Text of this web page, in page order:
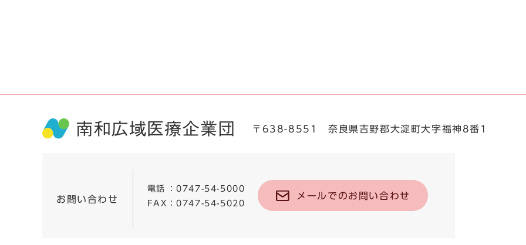
〒638-8551 奈良県吉野郡大淀町大字福神8番1
お問い合わせ
電話 ：0747-54-5000
FAX ：0747-54-5020
メールでのお問い合わせ